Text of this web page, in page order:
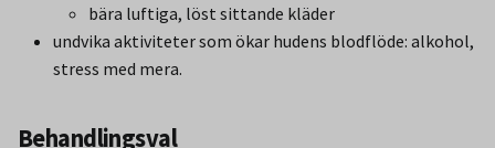
bära luftiga, löst sittande kläder
undvika aktiviteter som ökar hudens blodflöde: alkohol,
stress med mera.
Behandlingsval